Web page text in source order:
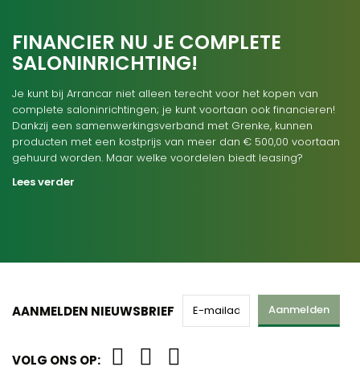
FINANCIER NU JE COMPLETE
SALONINRICHTING!
Je kunt bij Arrancar niet alleen terecht voor het kopen van
complete saloninrichtingen; je kunt voortaan ook financieren!
Dankzij een samenwerkingsverband met Grenke, kunnen
producten met een kostprijs van meer dan € 500,00 voortaan
gehuurd worden. Maar welke voordelen biedt leasing?
Lees verder
AANMELDEN NIEUWSBRIEF Aanmelden
VOLG ONS OP: